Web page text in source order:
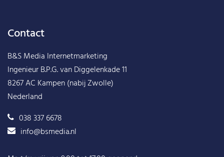
Contact
B&S Media Internetmarketing
Ingenieur B.P.G. van Diggelenkade 11
8267 AC Kampen (nabij Zwolle)
Nederland
038 337 6678
info@bsmedia.nl